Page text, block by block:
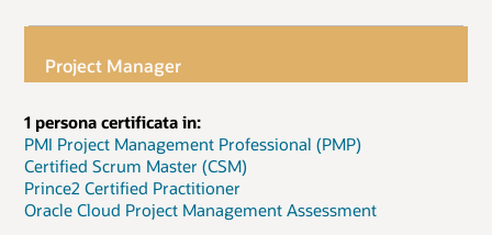
Project Manager
1 persona certificata in:
PMI Project Management Professional (PMP)
Certified Scrum Master (CSM)
Prince2 Certified Practitioner
Oracle Cloud Project Management Assessment